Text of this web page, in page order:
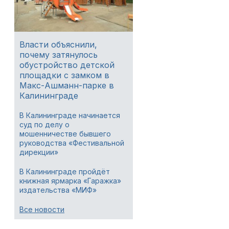
Власти объяснили,
почему затянулось
обустройство детской
площадки с замком в
Макс-Ашманн-парке в
Калининграде
В Калининграде начинается
суд по делу о
мошенничестве бывшего
руководства «Фестивальной
дирекции»
В Калининграде пройдёт
книжная ярмарка «Гаражка»
издательства «МИФ»
Все новости